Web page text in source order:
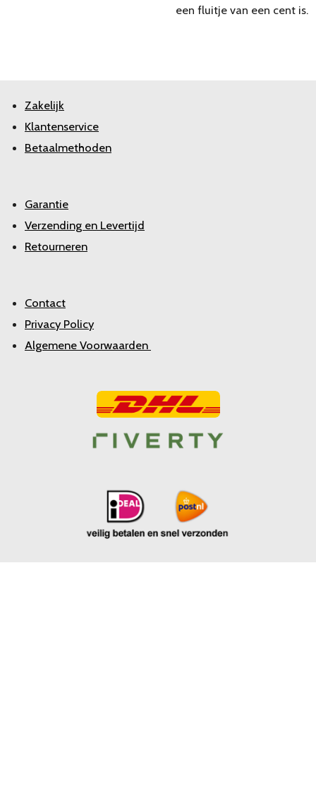
een fluitje van een cent is.
Zakelijk
Klantenservice
Betaalmethoden
Garantie
Verzending en Levertijd
Retourneren
Contact
Privacy Policy
Algemene Voorwaarden